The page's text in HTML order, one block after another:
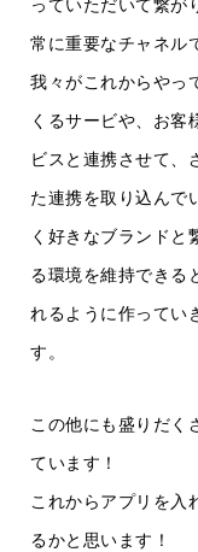
っていただいて繋が
常に重要なチャネル
我々がこれからやっ
くるサービや、お客
ビスと連携させて、
た連携を取り込んで
く好きなブランドと
る環境を維持できる
れるように作ってい
す。
この他にも盛りだく
ています！
これからアプリを入
るかと思います！